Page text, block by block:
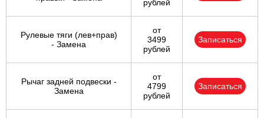
рублей
Рулевые тяги (лев+прав)
- Замена
от
3499
рублей
Записаться
Рычаг задней подвески -
Замена
от
4799
рублей
Записаться